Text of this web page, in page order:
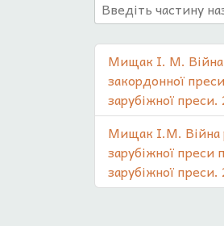
Мищак І. М. Війна
закордонної
зарубіжної
Мищак І.М. Війна
зарубіжної преси
зарубіжної